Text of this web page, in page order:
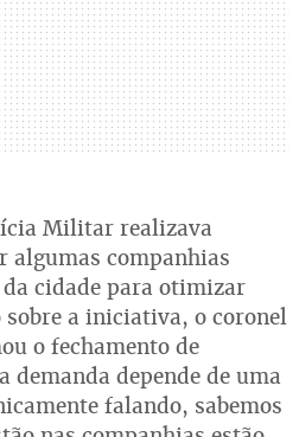
Militar realizava
algumas companhias
cidade para otimizar
sobre a iniciativa, o coronel
o fechamento de
demanda depende de uma
falando, sabemos